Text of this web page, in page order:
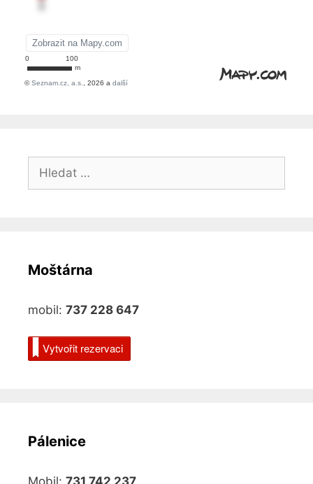
Moštárna
mobil: 737 228 647
Vytvořit rezervaci
Pálenice